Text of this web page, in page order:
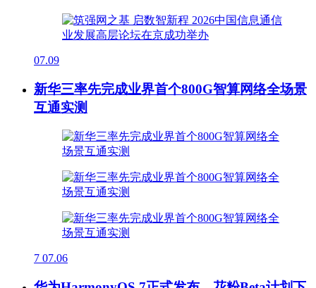
07.09
新华三率先完成业界首个800G智算网络全场景
互通实测
7 07.06